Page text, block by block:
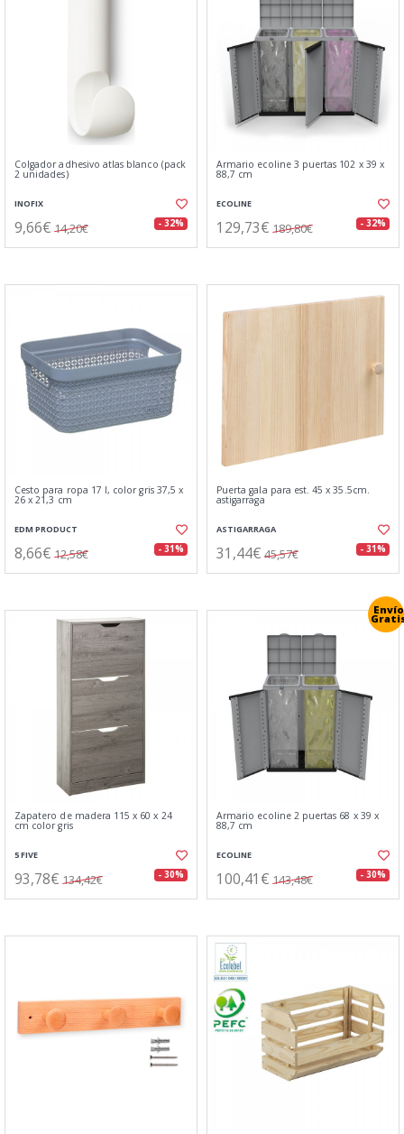
Colgador adhesivo atlas blanco (pack
2 unidades)
INOFIX
9,66€ 14,20€ - 32%
Armario ecoline 3 puertas 102 x 39 x
88,7 cm
ECOLINE
129,73€ 189,80€ - 32%
Cesto para ropa 17 l, color gris 37,5 x
26 x 21,3 cm
EDM PRODUCT
8,66€ 12,58€ - 31%
Puerta gala para est. 45 x 35.5cm.
astigarraga
ASTIGARRAGA
31,44€ 45,57€ - 31%
Zapatero de madera 115 x 60 x 24
cm color gris
5 FIVE
93,78€ 134,42€ - 30%
Envío
Armario ecoline 2 puertas 68 x 39 x
88,7 cm
ECOLINE
100,41€ 143,48€ - 30%